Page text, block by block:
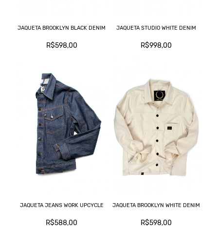
JAQUETA BROOKLYN BLACK DENIM
R$598,00
JAQUETA STUDIO WHITE DENIM
R$998,00
JAQUETA JEANS WORK UPCYCLE
R$588,00
JAQUETA BROOKLYN WHITE DENIM
R$598,00